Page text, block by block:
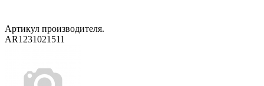
Артикул производителя.
AR1231021511